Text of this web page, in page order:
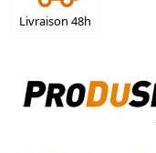
Livraison 48h